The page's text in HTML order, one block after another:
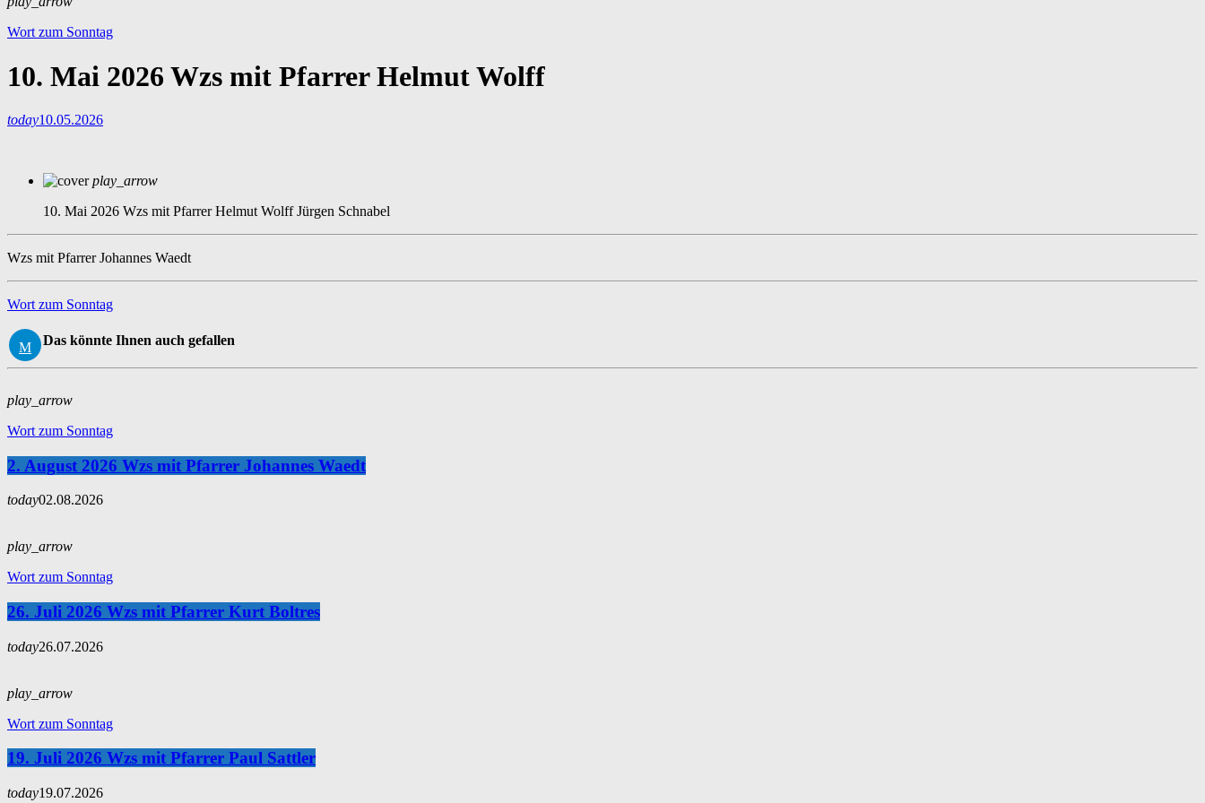
Wort zum Sonntag
10. Mai 2026 Wzs mit Pfarrer Helmut Wolff
today10.05.2026
play_arrow
10. Mai 2026 Wzs mit Pfarrer Helmut Wolff Jürgen Schnabel
Wzs mit Pfarrer Johannes Waedt
Wort zum Sonntag
Das könnte Ihnen auch gefallen
play_arrow
Wort zum Sonntag
2. August 2026 Wzs mit Pfarrer Johannes Waedt
today02.08.2026
play_arrow
Wort zum Sonntag
26. Juli 2026 Wzs mit Pfarrer Kurt Boltres
today26.07.2026
play_arrow
Wort zum Sonntag
19. Juli 2026 Wzs mit Pfarrer Paul Sattler
today19.07.2026